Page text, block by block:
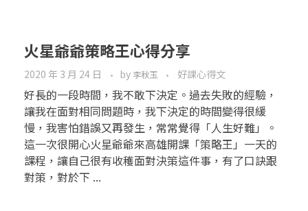
火星爺爺策略王心得分享
2020 年 3 月 24 日 by 李秋玉 好課心得文
好長的一段時間，我不敢下決定。過去失敗的經驗，
讓我在面對相同問題時，我下決定的時間變得很緩
慢，我害怕錯誤又再發生，常常覺得「人生好難」。
這一次很開心火星爺爺來高雄開課「策略王」一天的
課程，讓自己很有收穫面對決策這件事，有了口訣跟
對策，對於下 ...